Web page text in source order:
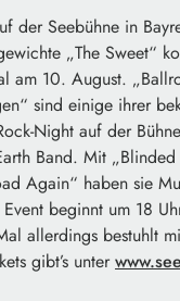
der Seebühne in
„The Sweet“
am 10. August.
sind einige ihrer
Night auf der
Band. Mit
Again“ haben sie
beginnt um 18
allerdings bestuhlt
gibt’s unter